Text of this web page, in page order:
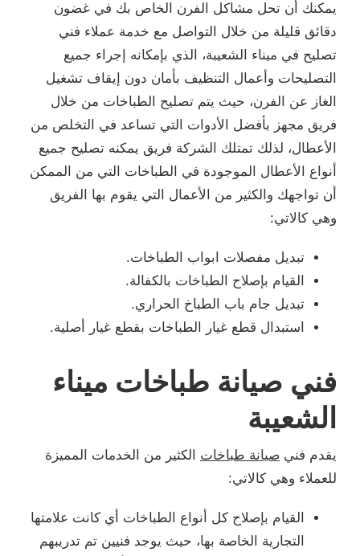
يمكنك أن تحل مشاكل الفرن الخاص بك في غضون
دقائق قليلة من خلال التواصل مع خدمة عملاء فني
تصليح في ميناء الشعيبة، الذي بإمكانه إجراء جميع
التصليحات وأعمال التنظيف بأمان دون إيقاف تشغيل
الغاز عن الفرن، حيث يتم تصليح الطباخات من خلال
فريق مجهز بأفضل الأدوات التي تساعد في التخلص من
الأعطال، لذلك تمتلك الشركة فريق يمكنه تصليح جميع
أنواع الأعطال الموجودة في الطباخات التي من الممكن
أن تواجهك والكثير من الأعمال التي يقوم بها الفريق
وهي كالاتي:
تبديل مفصلات ابواب الطباخات.
القيام بإصلاح الطباخات بالكفالة.
تبديل جام باب الطباخ الحراري.
استبدال قطع غيار الطباخات بقطع غيار أصلية.
فني صيانة طباخات ميناء
الشعيبة
يقدم فني صيانة طباخات الكثير من الخدمات المميزة
للعملاء وهي كالاتي:
القيام بإصلاح كل أنواع الطباخات أي كانت علامتها
التجارية الخاصة بها، حيث يوجد فنيين تم تدريبهم